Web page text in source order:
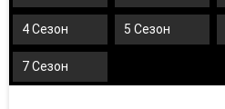
4 Сезон 5 Сезон
7 Сезон